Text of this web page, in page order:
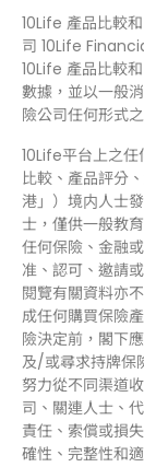
10Life 產品比較
司 10Life
10Life 產品比較
數據，並以一般
險公司任何形式
10Life平台上之
比較、產品評分
港」）境内人士
士，僅供一般教
任何保險、金融
准、認可、邀請
閱覽有關資料亦
成任何購買保險
險決定前，閣下
及/或尋求持牌保
努力從不同渠道
司、關連人士、
責任、索償或損
確性、完整性和